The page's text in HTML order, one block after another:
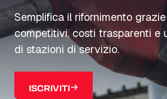
Semplifica il rifornimento
competitivi, costi trasparenti e
di stazioni di servizio.
ISCRIVITI